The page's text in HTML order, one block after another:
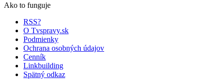
Ako to funguje
RSS?
O Tvspravy.sk
Podmienky
Ochrana osobných údajov
Cenník
Linkbuilding
Spätný odkaz